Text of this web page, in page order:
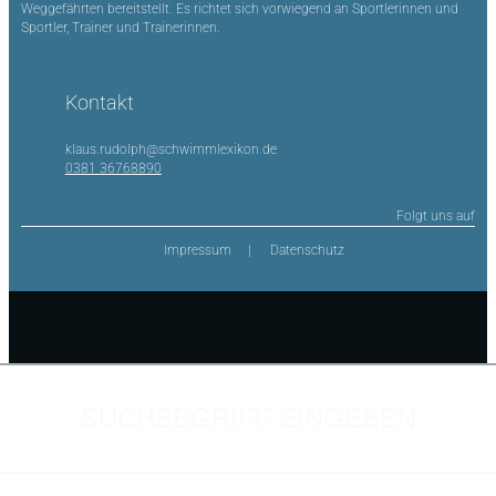
Weggefährten bereitstellt. Es richtet sich vorwiegend an Sportlerinnen und
Sportler, Trainer und Trainerinnen.
Kontakt
klaus.rudolph@schwimmlexikon.de
0381 36768890
Folgt uns auf
Impressum Datenschutz